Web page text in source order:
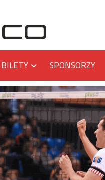
BILETY SPONSORZY